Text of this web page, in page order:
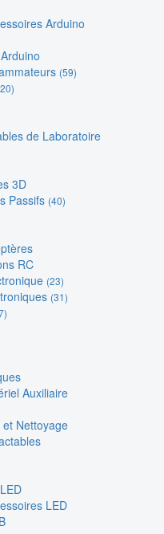
Arduino
(59)
de Laboratoire
3D
Passifs (40)
RC
(23)
(31)
Auxiliaire
Nettoyage
LED